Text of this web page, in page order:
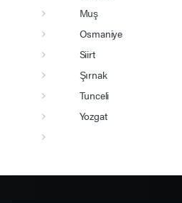
Muş
Osmaniye
Siirt
Şırnak
Tunceli
Yozgat